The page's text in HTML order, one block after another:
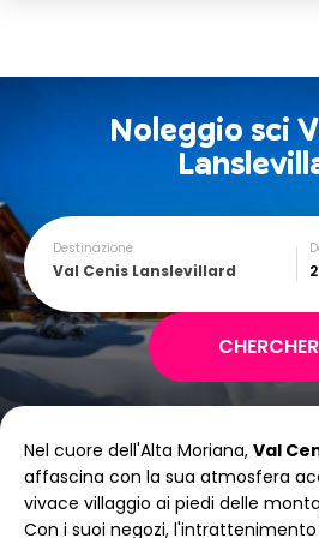
Noleggio sci
Destinazione
Val Cenis Lanslevillard
SUN MON TUE WED
1 2
Nel cuore dell'Alta Moriana, Val
affascina con la sua atmosfera
vivace villaggio ai piedi delle
Con i suoi negozi,